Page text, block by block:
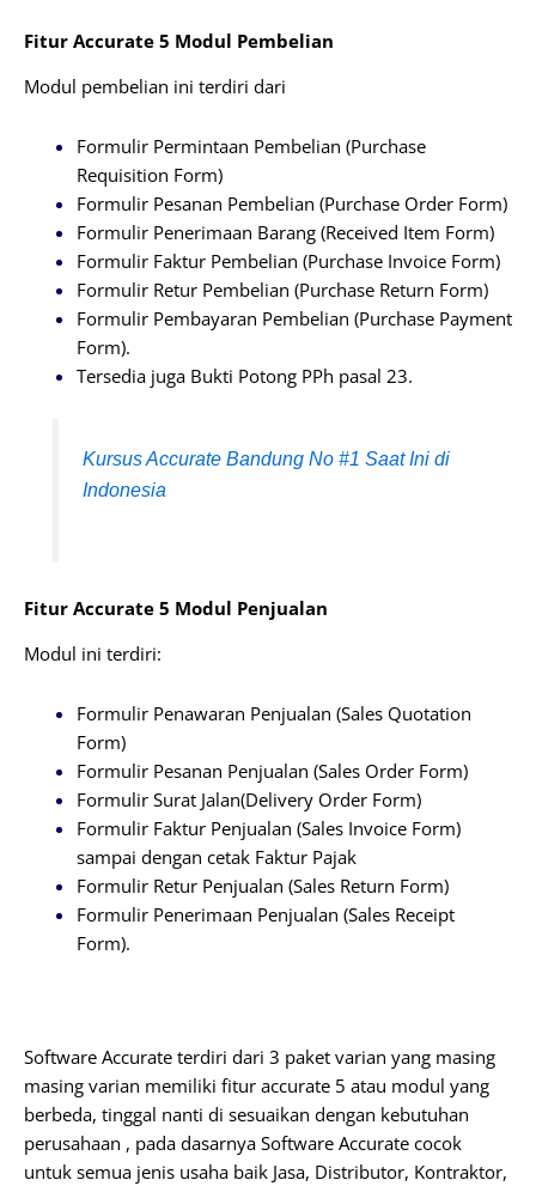
Fitur Accurate 5 Modul Pembelian
Modul pembelian ini terdiri dari
Formulir Permintaan Pembelian (Purchase
Requisition Form)
Formulir Pesanan Pembelian (Purchase Order Form)
Formulir Penerimaan Barang (Received Item Form)
Formulir Faktur Pembelian (Purchase Invoice Form)
Formulir Retur Pembelian (Purchase Return Form)
Formulir Pembayaran Pembelian (Purchase Payment
Form).
Tersedia juga Bukti Potong PPh pasal 23.
Kursus Accurate Bandung No #1 Saat Ini di
Indonesia
Fitur Accurate 5 Modul Penjualan
Modul ini terdiri:
Formulir Penawaran Penjualan (Sales Quotation
Form)
Formulir Pesanan Penjualan (Sales Order Form)
Formulir Surat Jalan(Delivery Order Form)
Formulir Faktur Penjualan (Sales Invoice Form)
sampai dengan cetak Faktur Pajak
Formulir Retur Penjualan (Sales Return Form)
Formulir Penerimaan Penjualan (Sales Receipt
Form).
Software Accurate terdiri dari 3 paket varian yang masing
masing varian memiliki fitur accurate 5 atau modul yang
berbeda, tinggal nanti di sesuaikan dengan kebutuhan
perusahaan , pada dasarnya Software Accurate cocok
untuk semua jenis usaha baik Jasa, Distributor, Kontraktor,